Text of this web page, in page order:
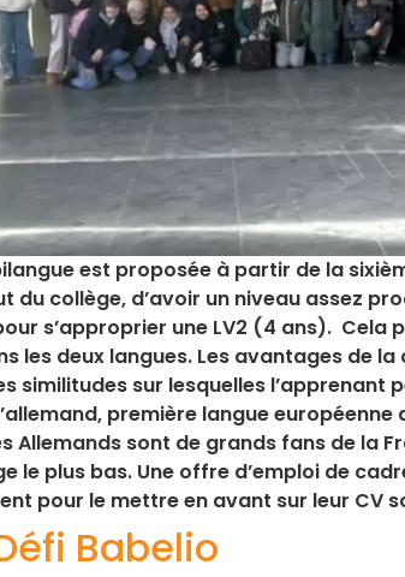
est proposée à partir de la
du collège, d’avoir un niveau assez
s’approprier une LV2 (4 ans). Cela
les deux langues. Les avantages de
similitudes sur lesquelles
première langue européenne
Allemands sont de grands fans de la
le plus bas. Une offre d’emploi de
pour le mettre en avant sur leur CV
Babelio